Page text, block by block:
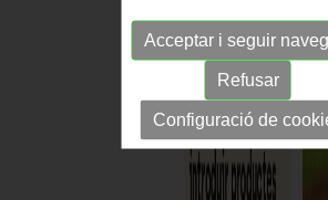
Acceptar i seguir
Refusar
Configuració de